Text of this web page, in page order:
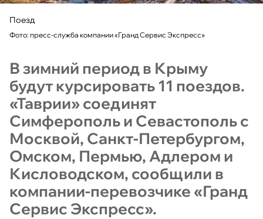
Поезд
Фото: пресс-служба компании «Гранд Сервис Экспресс»
В зимний период в Крыму
будут курсировать 11 поездов.
«Таврии» соединят
Симферополь и Севастополь с
Москвой, Санкт-Петербургом,
Омском, Пермью, Адлером и
Кисловодском, сообщили в
компании-перевозчике «Гранд
Сервис Экспресс».